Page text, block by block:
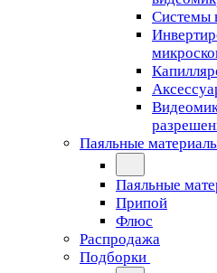
Cистемы
Паяльные
Паяльные
Припой
Флюс
Распродажа
Подборки